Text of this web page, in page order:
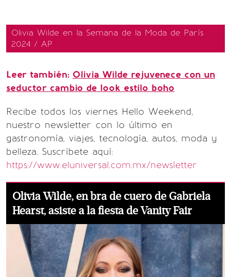
Olivia Wilde en la Semana de la Moda de París
2024 / AP
Leer también: Olivia Wilde rejuvenece con un
seductor cambio de look estilo boho
Recibe todos los viernes Hello Weekend,
nuestro newsletter con lo último en
gastronomía, viajes, tecnología, autos, moda y
belleza. Suscríbete aquí:
https://www.eluniversal.com.mx/newsletter
Olivia Wilde, en bra de cuero de Gabriela
Hearst, asiste a la fiesta de Vanity Fair